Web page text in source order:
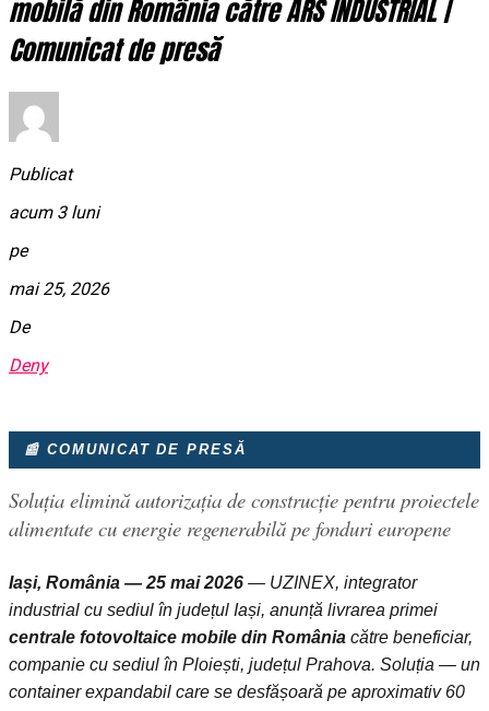
mobilă din România către ARS INDUSTRIAL |
Comunicat de presă
Publicat
acum 3 luni
pe
mai 25, 2026
De
Deny
📰 COMUNICAT DE PRESĂ
Soluția elimină autorizația de construcție pentru proiectele
alimentate cu energie regenerabilă pe fonduri europene
Iași, România — 25 mai 2026 — UZINEX, integrator
industrial cu sediul în județul Iași, anunță livrarea primei
centrale fotovoltaice mobile din România către beneficiar,
companie cu sediul în Ploiești, județul Prahova. Soluția — un
container expandabil care se desfășoară pe aproximativ 60